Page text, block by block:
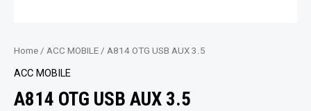
Home / ACC MOBILE / A814 OTG USB AUX 3.5
ACC MOBILE
A814 OTG USB AUX 3.5